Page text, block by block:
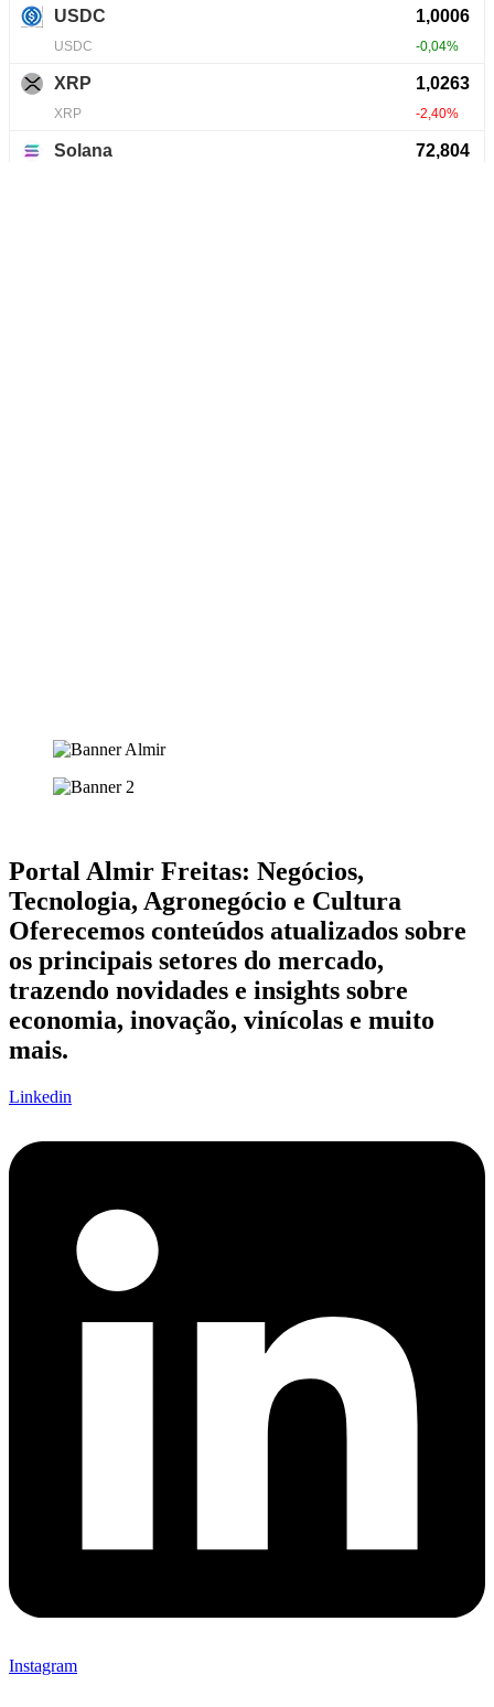
Portal Almir Freitas: Negócios,
Tecnologia, Agronegócio e Cultura
Oferecemos conteúdos atualizados sobre
os principais setores do mercado,
trazendo novidades e insights sobre
economia, inovação, vinícolas e muito
mais.
Linkedin
Instagram